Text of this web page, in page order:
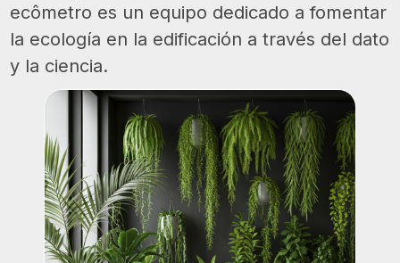
ecômetro es un equipo dedicado a fomentar
la ecología en la edificación a través del dato
y la ciencia.